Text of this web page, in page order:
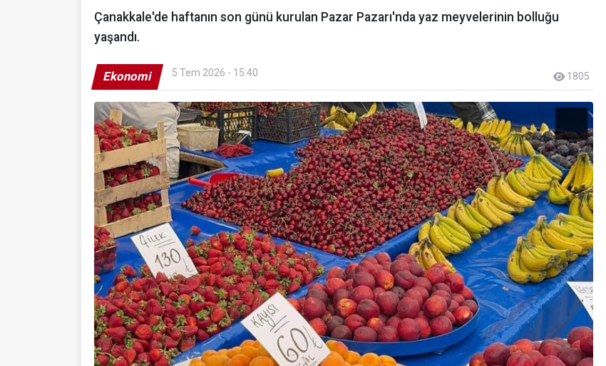
Çanakkale'de haftanın son günü kurulan Pazar Pazarı'nda yaz meyvelerinin bolluğu
yaşandı.
Ekonomi 5 Tem 2026 - 15:40 1805